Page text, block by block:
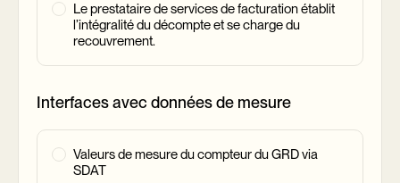
Le prestataire de services de facturation établit
l’intégralité du décompte et se charge du
recouvrement.
Interfaces avec données de mesure
Valeurs de mesure du compteur du GRD via
SDAT